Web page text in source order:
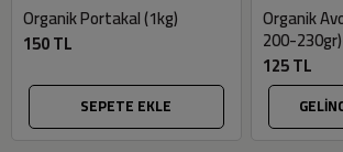
Organik Portakal (1kg)
150 TL
SEPETE EKLE
Organik
200-230gr)
125 TL